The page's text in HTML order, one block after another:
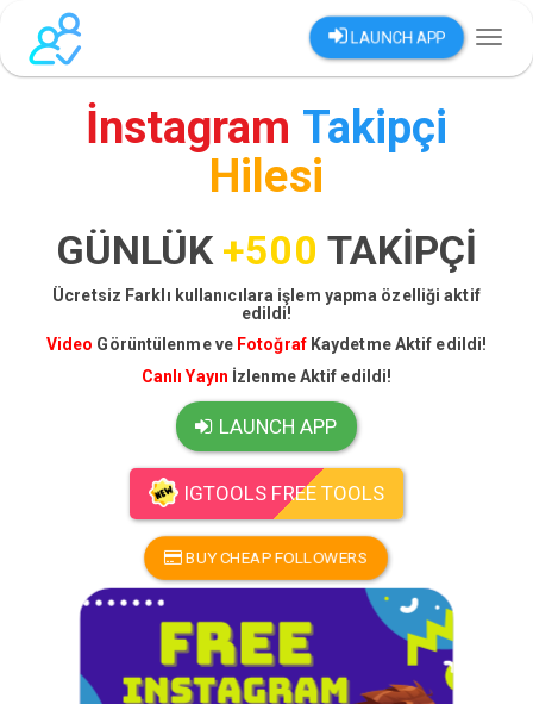
LAUNCH APP
İnstagram Takipçi
Hilesi
GÜNLÜK +500 TAKİPÇİ
Ücretsiz Farklı kullanıcılara işlem yapma özelliği aktif
edildi!
Video Görüntülenme ve Fotoğraf Kaydetme Aktif edildi!
Canlı Yayın İzlenme Aktif edildi!
LAUNCH APP
IGTOOLS FREE TOOLS
BUY CHEAP FOLLOWERS